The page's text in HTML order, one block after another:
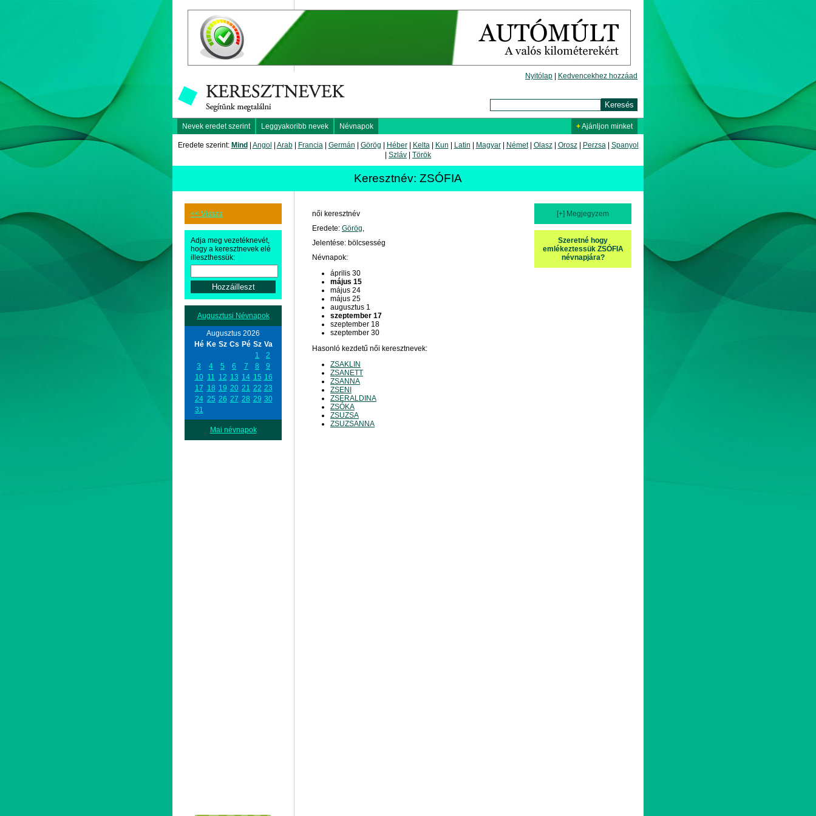
Nyitólap Kedvencekhez hozzáad
Nevek eredet szerint Leggyakoribb nevek Névnapok +Ajánljon minket
Eredete szerint: Mind Angol Arab| Francia| Germán Görög Héber| Kelta| Kun Latin Magyar| Német| Olasz| Orosz| Perzsa| Spanyol
Szláv Török
Keresztnév: ZSÓFIA
<< Vissza
Adja meg vezetéknevét,
hogy a keresztnevek elé
illeszthessük:
Augusztusi Névnapok
Augusztus 2026
Hé Ke Sz Cs Pé Sz Va
1
2
3
4 5 6 7 8
9
10 11 12 13 14 15 16
17 18 19 20 21 22 23
24 25 26 27 28 29 30
31
Mai névnapok
[+] Megjegyzem
Szeretné hogy
emlékeztessük ZSÓFIA
névnapjára?
női keresztnév
Eredete: Görög,
Jelentése: bölcsesség
Névnapok:
április 30
május 15
május 24
május 25
augusztus 1
szeptember 17
szeptember 18
szeptember 30
Hasonló kezdetű női keresztnevek:
ZSAKLIN
ZSANETT
ZSANNA
ZSENI
ZSERALDINA
ZSÓKA
ZSUZSA
ZSUZSANNA